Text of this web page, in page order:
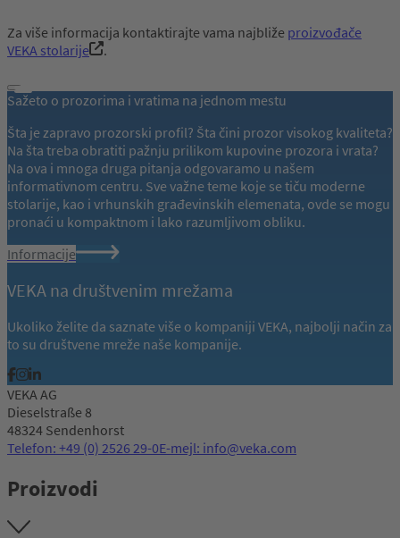
Za više informacija kontaktirajte vama najbliže proizvođače
VEKA stolarije
.
Sažeto o prozorima i vratima na jednom mestu
Šta je zapravo prozorski profil? Šta čini prozor visokog kvaliteta?
Na šta treba obratiti pažnju prilikom kupovine prozora i vrata?
Na ova i mnoga druga pitanja odgovaramo u našem
informativnom centru. Sve važne teme koje se tiču moderne
stolarije, kao i vrhunskih građevinskih elemenata, ovde se mogu
pronaći u kompaktnom i lako razumljivom obliku.
Informacije
VEKA na društvenim mrežama
Ukoliko želite da saznate više o kompaniji VEKA, najbolji način za
to su društvene mreže naše kompanije.
VEKA AG
Dieselstraße 8
48324 Sendenhorst
Telefon: +49 (0) 2526 29-0E-mejl: info@veka.com
Proizvodi